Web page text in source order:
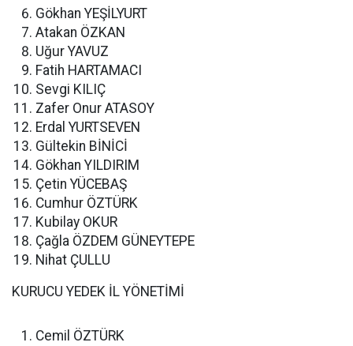
Gökhan YEŞİLYURT
Atakan ÖZKAN
Uğur YAVUZ
Fatih HARTAMACI
Sevgi KILIÇ
Zafer Onur ATASOY
Erdal YURTSEVEN
Gültekin BİNİCİ
Gökhan YILDIRIM
Çetin YÜCEBAŞ
Cumhur ÖZTÜRK
Kubilay OKUR
Çağla ÖZDEM GÜNEYTEPE
Nihat ÇULLU
KURUCU YEDEK İL YÖNETİMİ
Cemil ÖZTÜRK